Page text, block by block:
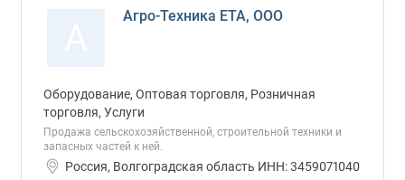
Агро-Техника ЕТА, ООО
Оборудование, Оптовая торговля, Розничная
торговля, Услуги
Продажа сельскохозяйственной, строительной техники и
запасных частей к ней.
Россия, Волгоградская область ИНН: 3459071040